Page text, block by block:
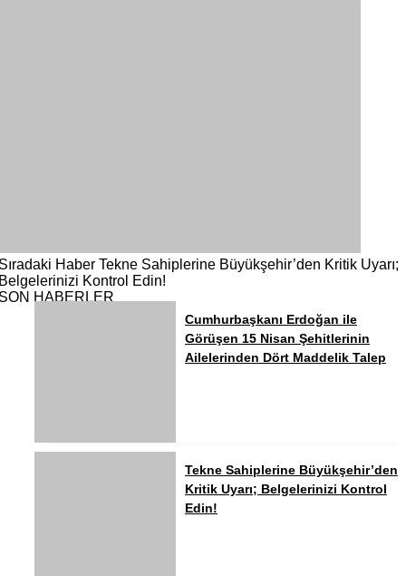
Haber Tekne Sahiplerine Büyükşehir’den Kritik Uyarı;
Kontrol Edin!
HABERLER
Cumhurbaşkanı Erdoğan ile
Görüşen 15 Nisan Şehitlerinin
Ailelerinden Dört Maddelik Talep
Tekne Sahiplerine Büyükşehir’den
Kritik Uyarı; Belgelerinizi Kontrol
Edin!